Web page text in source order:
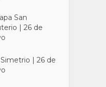
San
| 26 de
| 26 de